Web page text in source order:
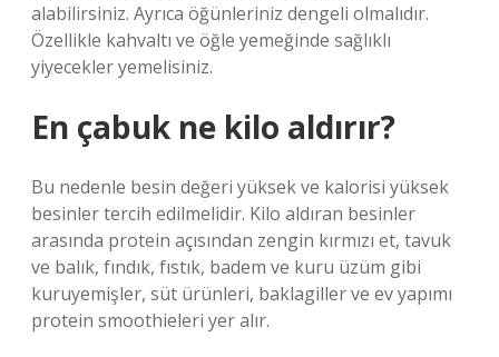
alabilirsiniz. Ayrıca öğünleriniz dengeli olmalıdır.
Özellikle kahvaltı ve öğle yemeğinde sağlıklı
yiyecekler yemelisiniz.
En çabuk ne kilo aldırır?
Bu nedenle besin değeri yüksek ve kalorisi yüksek
besinler tercih edilmelidir. Kilo aldıran besinler
arasında protein açısından zengin kırmızı et, tavuk
ve balık, fındık, fıstık, badem ve kuru üzüm gibi
kuruyemişler, süt ürünleri, baklagiller ve ev yapımı
protein smoothieleri yer alır.